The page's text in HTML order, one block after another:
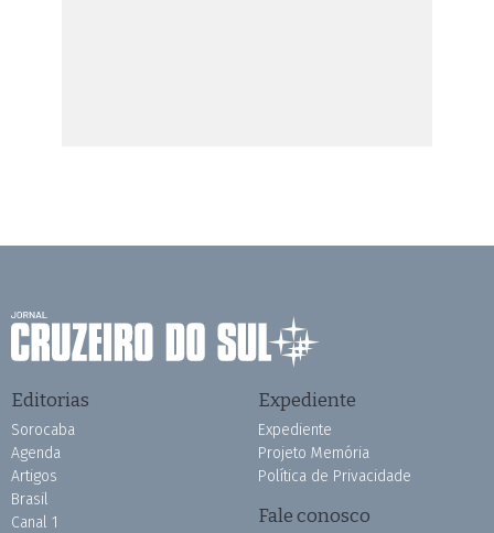
Editorias
Sorocaba
Agenda
Artigos
Brasil
Canal 1
Expediente
Expediente
Projeto Memória
Política de Privacidade
Fale conosco